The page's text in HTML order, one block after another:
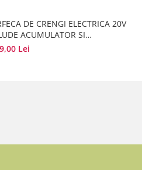
DE CRENGI ELECTRICA 20V
ACUMULATOR SI
Lei